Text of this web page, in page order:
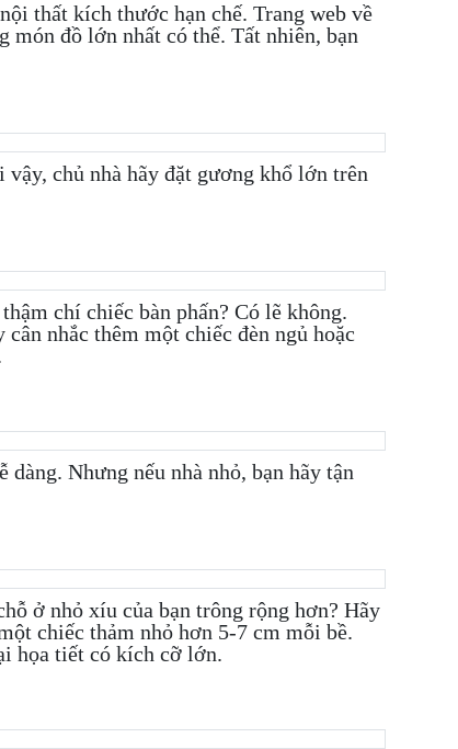
thất kích thước hạn chế. Trang web về
đồ lớn nhất có thể. Tất nhiên, bạn
chủ nhà hãy đặt gương khổ lớn trên
chí chiếc bàn phấn? Có lẽ không.
nhắc thêm một chiếc đèn ngủ hoặc
Nhưng nếu nhà nhỏ, bạn hãy tận
ở nhỏ xíu của bạn trông rộng hơn? Hãy
chiếc thảm nhỏ hơn 5-7 cm mỗi bề.
họa tiết có kích cỡ lớn.